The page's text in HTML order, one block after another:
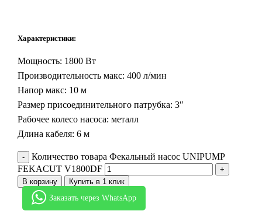
Характеристики:
Мощность: 1800 Вт
Производительность макс: 400 л/мин
Напор макс: 10 м
Размер присоединительного патрубка: 3″
Рабочее колесо насоса: металл
Длина кабеля: 6 м
Количество товара Фекальный насос UNIPUMP
FEKACUT V1800DF
В корзину
Купить в 1 клик
Заказать через WhatsApp